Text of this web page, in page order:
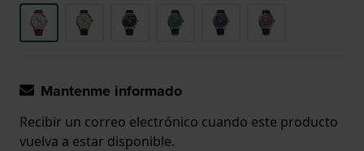
Mantenme informado
Recibir un correo electrónico cuando este producto
vuelva a estar disponible.